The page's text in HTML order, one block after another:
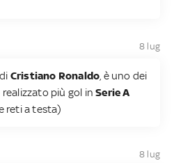
8 lug
Cristiano Ronaldo , è uno dei
più gol inSerie A
reti a testa)
8 lug